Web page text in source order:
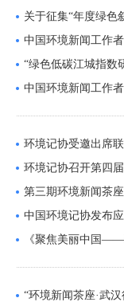
关于征集“年度绿色
中国环境新闻工作
“绿色低碳江城指数
中国环境新闻工作
环境记协受邀出席
环境记协召开第四
第三期环境新闻茶
中国环境记协发布
《聚焦美丽中国
“环境新闻茶座·武